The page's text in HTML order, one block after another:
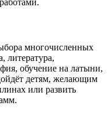
многочисленных
литература,
обучение на латыни,
детям, желающим
или развить